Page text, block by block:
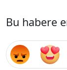
Bu habere